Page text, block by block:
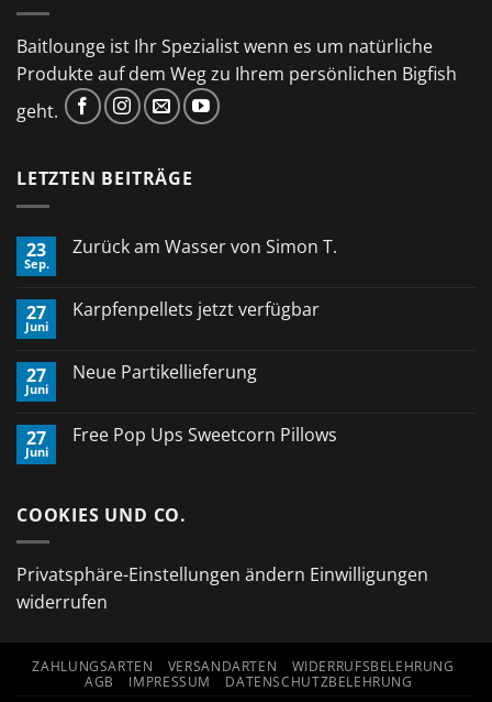
Baitlounge ist Ihr Spezialist wenn es um natürliche
Produkte auf dem Weg zu Ihrem persönlichen Bigfish
geht.
LETZTEN BEITRÄGE
23
Sep.
Zurück am Wasser von Simon T.
Zurück
Simon
T.
27
Juni
Karpfenpellets jetzt verfügbar
Karpfenpellets
27
Juni
Neue Partikellieferung
Neue
Partikellieferung
27
Juni
Free Pop Ups Sweetcorn Pillows
Pop
COOKIES UND CO.
Privatsphäre-Einstellungen ändern Einwilligungen
widerrufen
ZAHLUNGSARTEN VERSANDARTEN
WIDERRUFSBELEHRUNG
AGB
IMPRESSUM DATENSCHUTZBELEHRUNG